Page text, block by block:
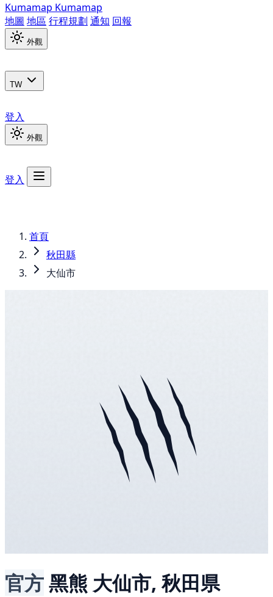
Kumamap Kumamap
地圖 地區 行程規劃 通知 回報
外觀
TW
登入
外觀
登入
首頁
秋田縣
大仙市
官方黑熊 大仙市, 秋田県